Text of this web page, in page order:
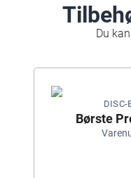
Du
DISC-
Børste